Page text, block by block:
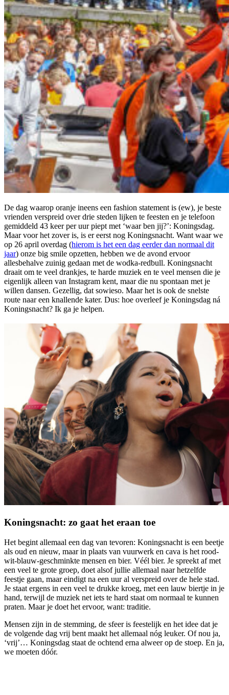
De dag waarop oranje ineens een fashion statement is (ew), je beste
vrienden verspreid over drie steden lijken te feesten en je telefoon
gemiddeld 43 keer per uur piept met ‘waar ben jij?’: Koningsdag.
Maar voor het zover is, is er eerst nog Koningsnacht. Want waar we
op 26 april overdag (hierom is het een dag eerder dan normaal dit
jaar) onze big smile opzetten, hebben we de avond ervoor
allesbehalve zuinig gedaan met de wodka-redbull. Koningsnacht
draait om te veel drankjes, te harde muziek en te veel mensen die je
eigenlijk alleen van Instagram kent, maar die nu spontaan met je
willen dansen. Gezellig, dat sowieso. Maar het is ook de snelste
route naar een knallende kater. Dus: hoe overleef je Koningsdag ná
Koningsnacht? Ik ga je helpen.
Koningsnacht: zo gaat het eraan toe
Het begint allemaal een dag van tevoren: Koningsnacht is een beetje
als oud en nieuw, maar in plaats van vuurwerk en cava is het rood-
wit-blauw-geschminkte mensen en bier. Véél bier. Je spreekt af met
een veel te grote groep, doet alsof jullie allemaal naar hetzelfde
feestje gaan, maar eindigt na een uur al verspreid over de hele stad.
Je staat ergens in een veel te drukke kroeg, met een lauw biertje in je
hand, terwijl de muziek net iets te hard staat om normaal te kunnen
praten. Maar je doet het ervoor, want: traditie.
Mensen zijn in de stemming, de sfeer is feestelijk en het idee dat je
de volgende dag vrij bent maakt het allemaal nóg leuker. Of nou ja,
‘vrij’… Koningsdag staat de ochtend erna alweer op de stoep. En ja,
we moeten dóór.